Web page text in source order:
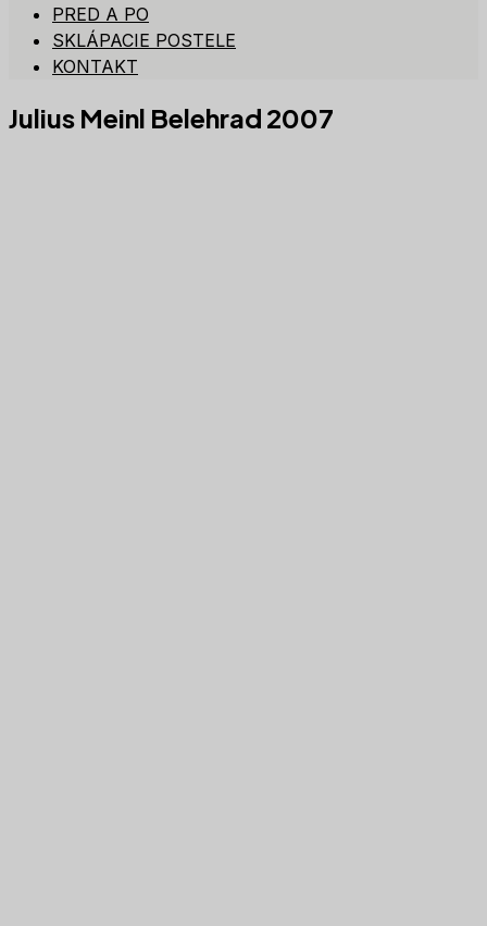
PRED A PO
SKLÁPACIE POSTELE
KONTAKT
Julius Meinl Belehrad 2007